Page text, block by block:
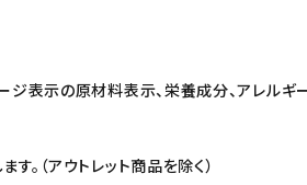
表示の原材料表示、栄養成分、アレル
（アウトレット商品を除く）